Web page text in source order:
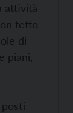
attività
tetto
di
piani,
posti